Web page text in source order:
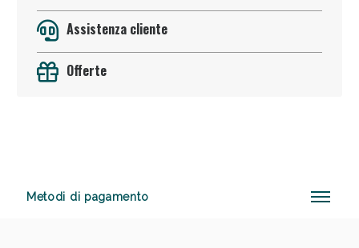
Assistenza cliente
Offerte
Metodi di pagamento